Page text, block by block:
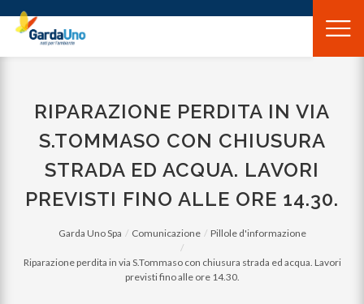
Gardauno
Spa
RIPARAZIONE PERDITA IN VIA
S.TOMMASO CON CHIUSURA
STRADA ED ACQUA. LAVORI
PREVISTI FINO ALLE ORE 14.30.
Garda Uno Spa Comunicazione Pillole d'informazione
Riparazione perdita in via S.Tommaso con chiusura strada ed acqua. Lavori
previsti fino alle ore 14.30.